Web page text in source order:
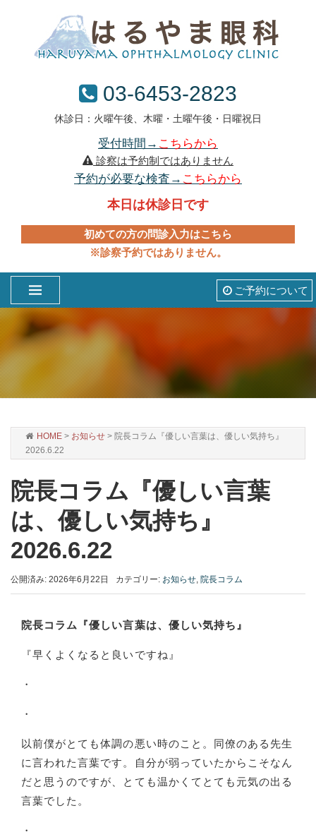
03-6453-2823
休診日：火曜午後、木曜・土曜午後・日曜祝日
受付時間→ こちらから
診察は予約制ではありません
予約が必要な検査→ こちらから
本日は休診日です
初めての方の問診入力はこちら
※診察予約ではありません。
ご予約について
HOME > お知らせ > 院長コラム『優しい言葉は、優しい気持ち』
2026.6.22
院長コラム『優しい言葉
は、優しい気持ち』
2026.6.22
公開済み: 2026年6月22日 カテゴリー: お知らせ, 院長コラム
院長コラム『優しい言葉は、優しい気持ち』
『早くよくなると良いですね』
・
・
以前僕がとても体調の悪い時のこと。同僚のある先生
に言われた言葉です。自分が弱っていたからこそなん
だと思うのですが、とても温かくてとても元気の出る
言葉でした。
・